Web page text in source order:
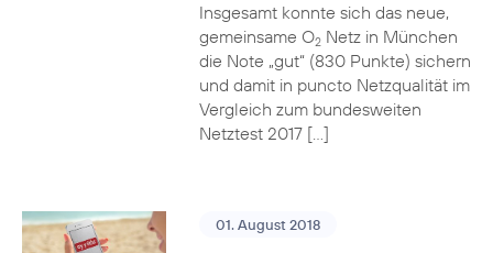
Insgesamt konnte sich das neue,
gemeinsame O2Netz in München
die Note „gut“ (830 Punkte) sichern
und damit in puncto Netzqualität im
Vergleich zum bundesweiten
Netztest 2017 […]
01. August 2018